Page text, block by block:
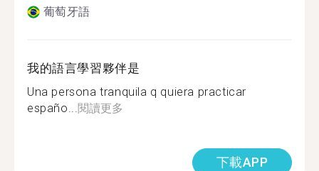
葡萄牙語
我的語言學習夥伴是
Una persona tranquila q quiera practicar
españo...閱讀更多
下載APP